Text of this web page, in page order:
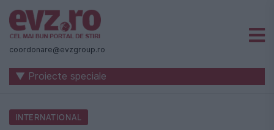
Știri
naționale
internaționale
România
coordonare@evzgroup.ro
▼ Proiecte speciale
INTERNATIONAL